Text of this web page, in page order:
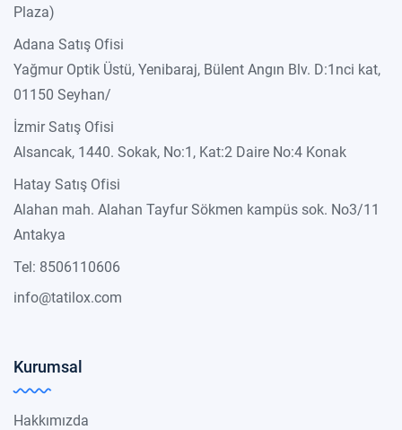
Plaza)
Adana Satış Ofisi
Yağmur Optik Üstü, Yenibaraj, Bülent Angın Blv. D:1nci kat,
01150 Seyhan/
İzmir Satış Ofisi
Alsancak, 1440. Sokak, No:1, Kat:2 Daire No:4 Konak
Hatay Satış Ofisi
Alahan mah. Alahan Tayfur Sökmen kampüs sok. No3/11
Antakya
Tel: 8506110606
info@tatilox.com
Kurumsal
Hakkımızda